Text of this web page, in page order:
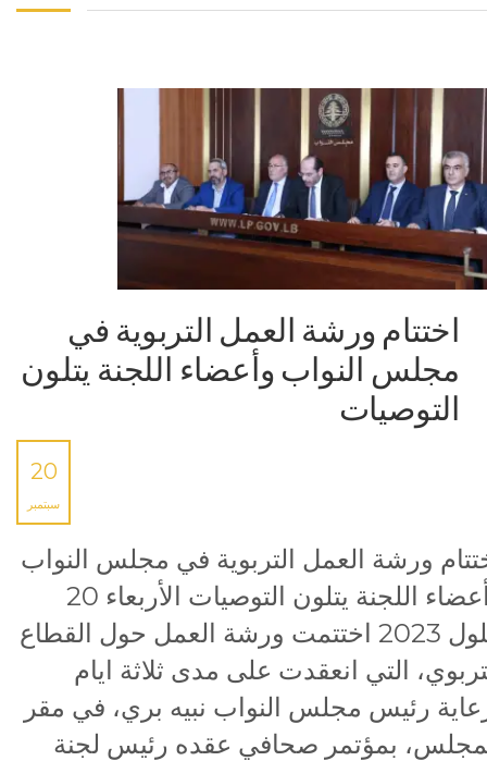
اختتام ورشة العمل التربوية في
مجلس النواب وأعضاء اللجنة يتلون
التوصيات
20
سبتمبر
ورشة العمل التربوية في مجلس النواب
وأعضاء اللجنة يتلون التوصيات الأربعاء 20
أيلول 2023 اختتمت ورشة العمل حول القطاع
التي انعقدت على مدى ثلاثة ايام
رئيس مجلس النواب نبيه بري، في مقر
بمؤتمر صحافي عقده رئيس لجنة